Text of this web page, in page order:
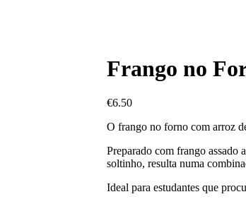
Frango no
€6.50
O frango no forno com arroz
Preparado com frango assado
soltinho, resulta numa
Ideal para estudantes que